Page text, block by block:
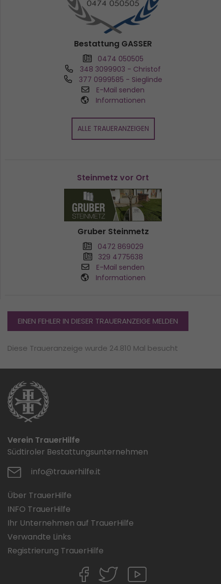
Bestattung GASSER
0474 050505
348 3099903 - Christof
377 0999585 - Sieglinde
E-Mail senden
Informationen
ALLE TRAUERANZEIGEN
Steinmetz vor Ort
Gruber Steinmetz
0472 869029
329 4775638
E-Mail senden
Informationen
EINEN FEHLER IN DIESER TRAUERANZEIGE MELDEN
Diese Traueranzeige wurde 24.810 Mal besucht
Verein TrauerHilfe
Südtiroler Bestattungsunternehmen
info@trauerhilfe.it
Über TrauerHilfe
INFO TrauerHilfe
Ihr Unternehmen auf TrauerHilfe
Verwandte Links
Registrierung TrauerHilfe